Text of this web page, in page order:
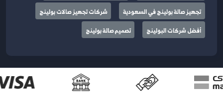
تجهيز صالة بولينج في السعودية
شركات تجهيز صالات بولينج
أفضل شركات البولينج
تصميم صالة بولينج